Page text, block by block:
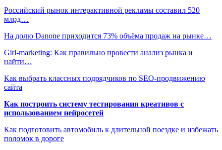
Российский рынок интерактивной рекламы составил 520
млрд…
На долю Danone приходится 73% объёма продаж на рынке…
Girl-marketing: Как правильно провести анализ рынка и
найти…
Как выбрать классных подрядчиков по SEO-продвижению
сайта
Как построить систему тестирования креативов с
использованием нейросетей
Как подготовить автомобиль к длительной поездке и избежать
поломок в дороге